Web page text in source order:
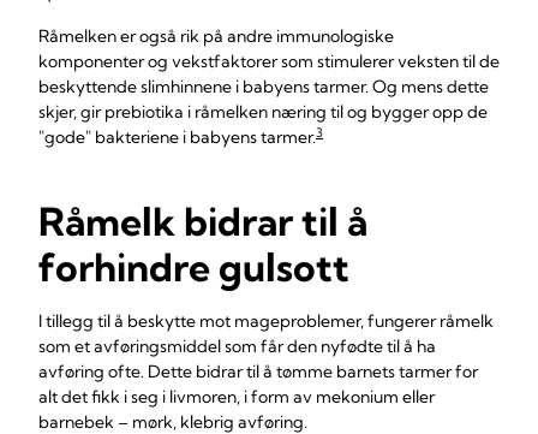
Råmelken er også rik på andre immunologiske
komponenter og vekstfaktorer som stimulerer veksten til de
beskyttende slimhinnene i babyens tarmer. Og mens dette
skjer, gir prebiotika i råmelken næring til og bygger opp de
"gode" bakteriene i babyens tarmer.3
Råmelk bidrar til å
forhindre gulsott
I tillegg til å beskytte mot mageproblemer, fungerer råmelk
som et avføringsmiddel som får den nyfødte til å ha
avføring ofte. Dette bidrar til å tømme barnets tarmer for
alt det fikk i seg i livmoren, i form av mekonium eller
barnebek – mørk, klebrig avføring.